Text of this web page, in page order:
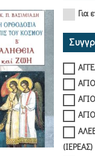
Για
(ΙΕΡΕΑΣ)